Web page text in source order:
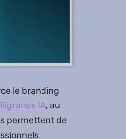
le branding
IA, au
permettent de